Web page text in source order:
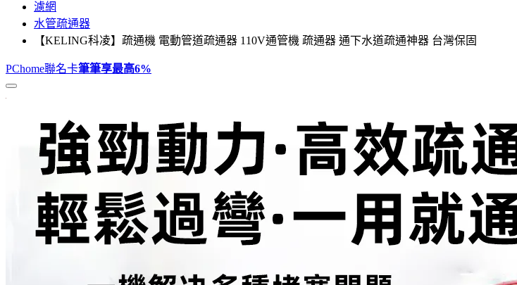
濾網
水管疏通器
【KELING科凌】疏通機 電動管道疏通器 110V通管機 疏通器 通下水道疏通神器 台灣保固
PChome聯名卡筆筆享最高6%